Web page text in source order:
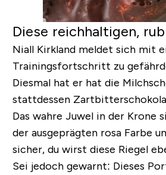
Diese reichhaltigen,
Niall Kirkland meldet sich mit
Trainingsfortschritt zu
Diesmal hat er hat die
stattdessen
Das wahre Juwel in der Krone
der ausgeprägten rosa Farbe
sicher, du wirst diese Riegel
Sei jedoch gewarnt: Dieses